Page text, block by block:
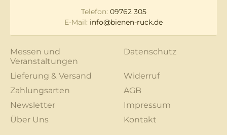
Telefon: 09762 305
E-Mail: info@bienen-ruck.de
Messen und
Veranstaltungen
Datenschutz
Lieferung & Versand
Widerruf
Zahlungsarten
AGB
Newsletter
Impressum
Über Uns
Kontakt